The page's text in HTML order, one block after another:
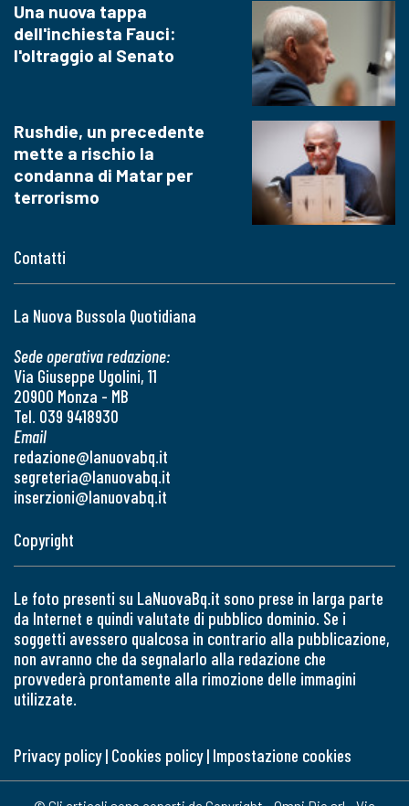
Contatti
La Nuova Bussola Quotidiana
Sede operativa redazione:
Via Giuseppe Ugolini, 11
20900 Monza - MB
Tel. 039 9418930
Email
redazione@lanuovabq.it
segreteria@lanuovabq.it
inserzioni@lanuovabq.it
Una nuova tappa
dell'inchiesta Fauci:
l'oltraggio al Senato
Rushdie, un precedente
mette a rischio la
condanna di Matar per
terrorismo
Copyright
Le foto presenti su LaNuovaBq.it sono prese in larga parte
da Internet e quindi valutate di pubblico dominio. Se i
soggetti avessero qualcosa in contrario alla pubblicazione,
non avranno che da segnalarlo alla redazione che
provvederà prontamente alla rimozione delle immagini
utilizzate.
Privacy policy| Cookies policy| Impostazione cookies